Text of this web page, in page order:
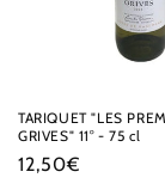
TARIQUET "LES
GRIVES" 11° - 75 cl
Prix
12,50€